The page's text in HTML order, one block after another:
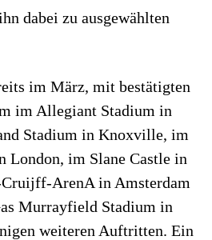
dabei zu ausgewählten
im März, mit bestätigten
im Allegiant Stadium in
Stadium in Knoxville, im
London, im Slane Castle in
ArenA in Amsterdam
Murrayfield Stadium in
weiteren Auftritten. Ein